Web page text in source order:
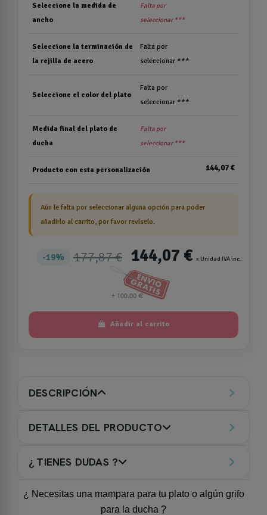
Seleccione la medida de
ancho
Falta por
seleccionar ***
Seleccione la terminación de
la rejilla de acero
Falta por
seleccionar ***
Seleccione el color del plato
Falta por
seleccionar ***
Medida final del plato de
ducha
Falta por
seleccionar ***
Producto con esta personalización 144,07 €
Aún le falta por seleccionar alguna opción para poder
añadirlo al carrito, por favor revíselo.
19% 177,87 € 144,07 € x Unidad IVA inc.
Añadir al carrito
DESCRIPCIÓN
DETALLES DEL PRODUCTO
¿ TIENES DUDAS ?
¿ Necesitas una mampara para tu plato o algún grifo
para la ducha ?